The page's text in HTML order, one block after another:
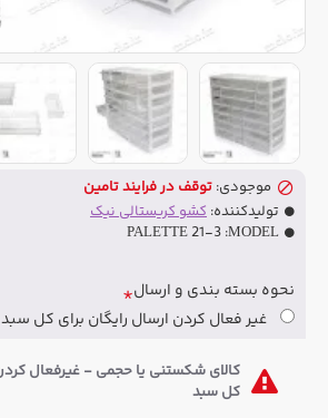
موجودی: توقف در فرایند تامین
تولیدکننده: کشو کریستالی نیک
MODEL:
PALETTE 21-3
نحوه بسته بندی و ارسال
غیر فعال کردن ارسال رایگان برای کل
کالای شکستنی یا حجمی - غیرفعال کردن
کل سبد